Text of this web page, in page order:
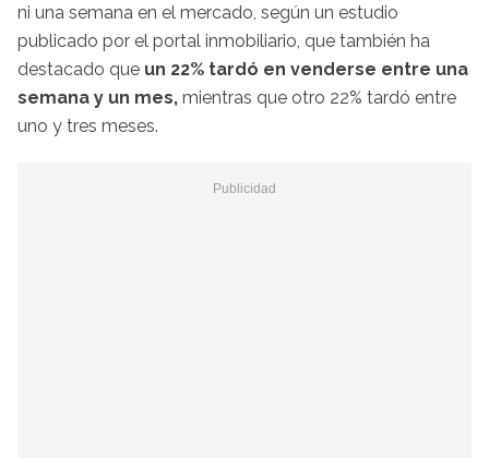
ni una semana en el mercado, según un estudio
publicado por el portal inmobiliario, que también ha
destacado que un 22% tardó en venderse entre una
semana y un mes, mientras que otro 22% tardó entre
uno y tres meses.